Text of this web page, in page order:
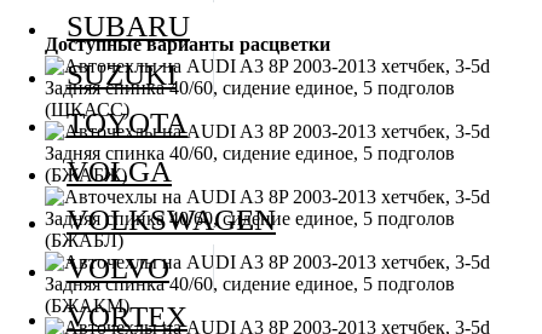
Доступные варианты расцветки
SUBARU
SUZUKI
TOYOTA
VOLGA
VOLKSWAGEN
VOLVO
VORTEX